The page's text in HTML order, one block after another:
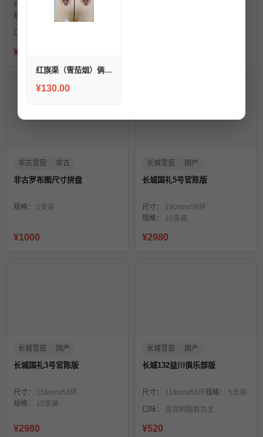
尺寸：
150mm/50环
规格：
口味：
¥1500
非古雪茄 非古
非古罗布图尺寸拼盘
规格： 5支装
¥1000
长城雪茄 国产
长城国礼5号官陈版
尺寸：
190mm/38环
规格：
10支装
¥2980
长城雪茄 国产
长城国礼3号官陈版
尺寸：
156mm/54环
规格：
10支装
¥2980
长城雪茄 国产
长城132益川俱乐部版
尺寸： 118mm/56环规格： 5支装
口味： 温润树脂香为主
¥520
红旗渠（雪茄烟）俩条顺丰包邮
¥130.00